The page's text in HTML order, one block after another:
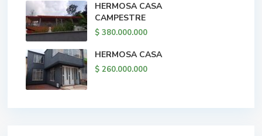
HERMOSA CASA
CAMPESTRE
$ 380.000.000
HERMOSA CASA
$ 260.000.000